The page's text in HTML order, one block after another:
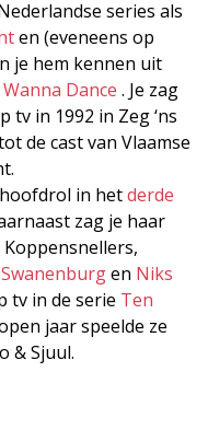
series als
en (eveneens op
je hem kennen uit
Wanna Dance . Je zag
tv in 1992 in Zeg ‘ns
de cast van Vlaamse
in hetderde
zag je haar
Koppensnellers,
Swanenburgen Niks
tv in de serie Ten
jaar speelde ze
& Sjuul.